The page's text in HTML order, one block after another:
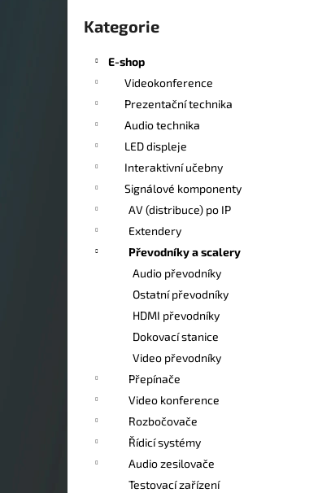
kategorie
Kategorie
E-shop
Videokonference
Prezentační technika
Audio technika
LED displeje
Interaktivní učebny
Signálové komponenty
AV (distribuce) po IP
Extendery
Převodníky a scalery
Audio převodníky
Ostatní převodníky
HDMI převodníky
Dokovací stanice
Video převodníky
Přepínače
Video konference
Rozbočovače
Řídicí systémy
Audio zesilovače
Testovací zařízení